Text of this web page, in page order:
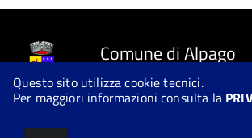
Questo sito utilizza cookie tecnici.
Per maggiori informazioni consulta la
Comune di Alpago